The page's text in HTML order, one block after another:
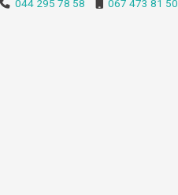
044 295 78 58 067 473 81 50